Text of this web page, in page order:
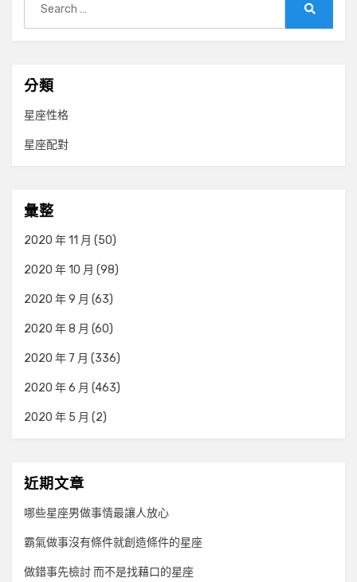
for:
分類
星座性格
星座配對
彙整
2020 年 11 月 (50)
2020 年 10 月 (98)
2020 年 9 月 (63)
2020 年 8 月 (60)
2020 年 7 月 (336)
2020 年 6 月 (463)
2020 年 5 月 (2)
近期文章
哪些星座男做事情最讓人放心
霸氣做事沒有條件就創造條件的星座
做錯事先檢討 而不是找藉口的星座